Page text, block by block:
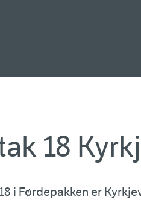
18
i Førdepakken er